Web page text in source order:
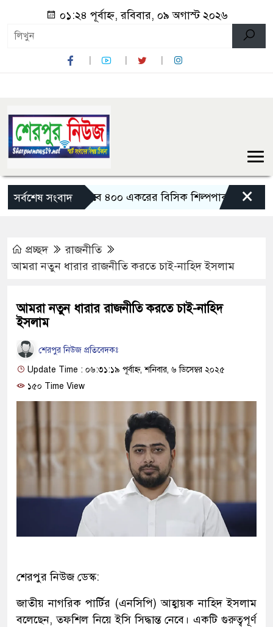
০১:২৪ পূর্বাহ্ন, রবিবার, ০৯ অগাস্ট ২০২৬
সর্বশেষ সংবাদ
তৈরি হবে ৪০০ একরের বিসিক শিল্পপার্ক: বাণিজ্যমন্ত্রী
×
প্রচ্ছদ
রাজনীতি
আমরা নতুন ধারার রাজনীতি করতে চাই-নাহিদ ইসলাম
আমরা নতুন ধারার রাজনীতি করতে চাই-নাহিদ
ইসলাম
শেরপুর নিউজ প্রতিবেদকঃ
Update Time : ০৬:৩১:১৯ পূর্বাহ্ন, শনিবার, ৬ ডিসেম্বর ২০২৫
১৫০ Time View
শেরপুর নিউজ ডেস্ক:
জাতীয় নাগরিক পার্টির (এনসিপি) আহ্বায়ক নাহিদ ইসলাম
বলেছেন, তফশিল নিয়ে ইসি সিদ্ধান্ত নেবে। একটি গুরুত্বপূর্ণ